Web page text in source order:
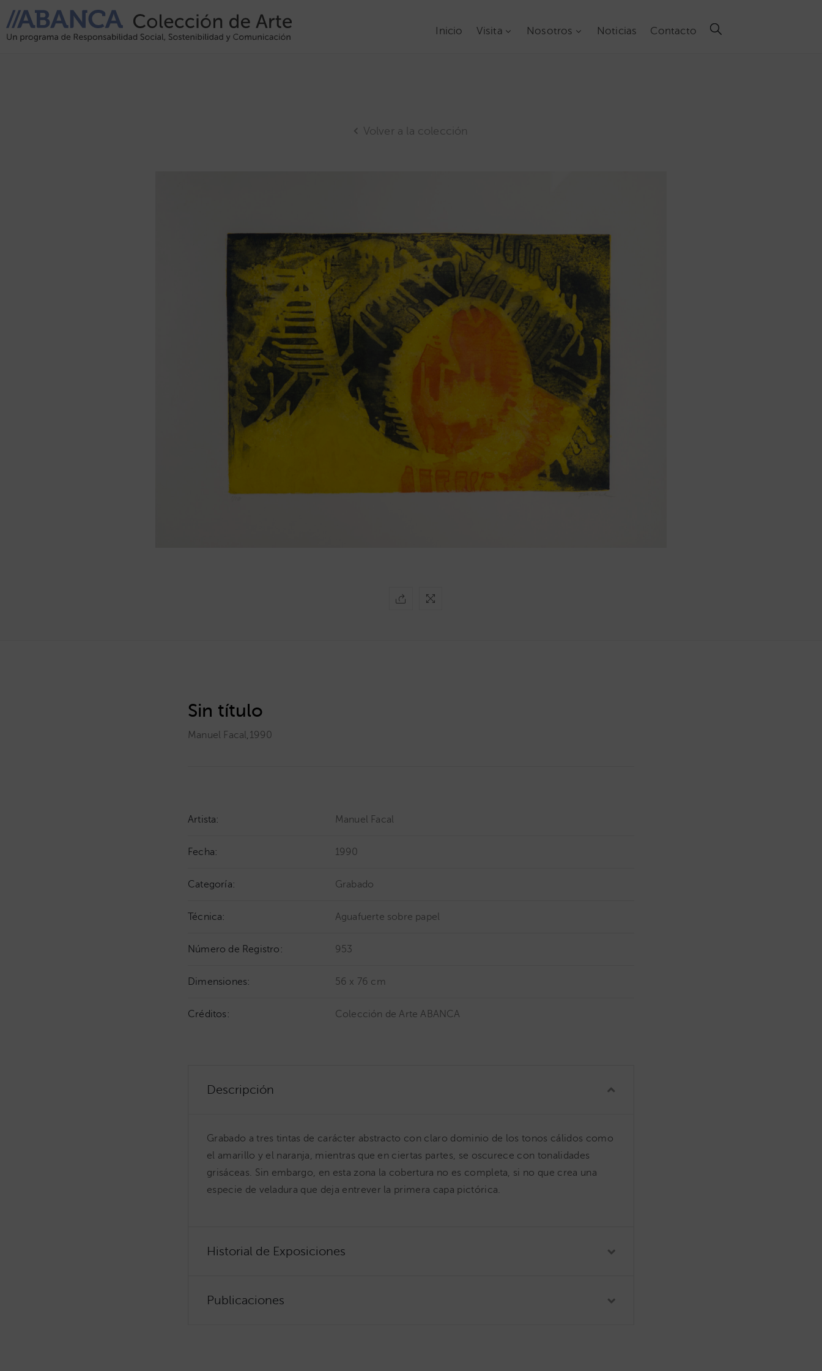
Inicio Visita Nosotros Noticias Contacto
Volver a la colección
Sin título
Manuel Facal ,1990
Artista: Manuel Facal
Fecha: 1990
Categoría: Grabado
Técnica: Aguafuerte sobre papel
Número de Registro: 953
Dimensiones: 56 x 76 cm
Créditos: Colección de Arte ABANCA
Descripción
Grabado a tres tintas de carácter abstracto con claro dominio de los tonos cálidos como
el amarillo y el naranja, mientras que en ciertas partes, se oscurece con tonalidades
grisáceas. Sin embargo, en esta zona la cobertura no es completa, si no que crea una
especie de veladura que deja entrever la primera capa pictórica.
Historial de Exposiciones
Publicaciones